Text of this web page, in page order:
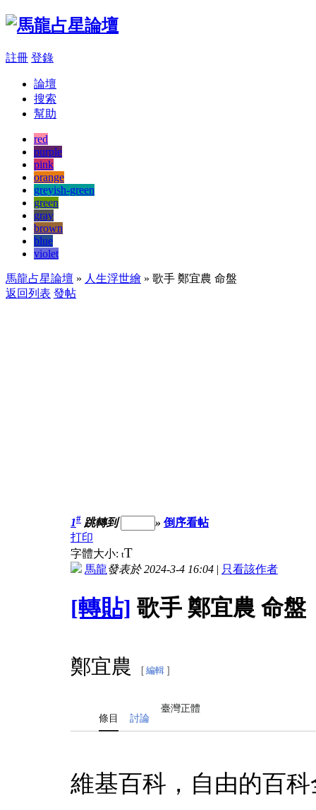
註冊 登錄
論壇
搜索
幫助
red
purple
pink
orange
greyish-green
green
gray
brown
blue
violet
馬龍占星論壇 » 人生浮世繪 » 歌手 鄭宜農 命盤
返回列表 發帖
1# 跳轉到 » 倒序看帖
打印
字體大小: tT
馬龍發表於 2024-3-4 16:04 | 只看該作者
[轉貼] 歌手 鄭宜農 命盤
鄭宜農 [ 編輯 ]
條目 討論
臺灣正體
維基百科，自由的百